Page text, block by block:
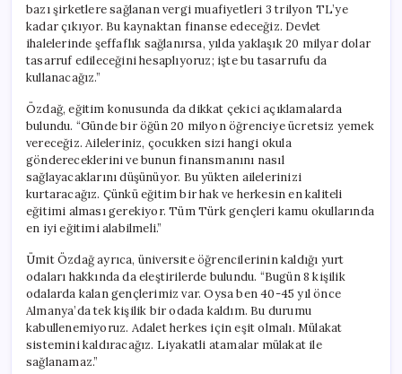
bazı şirketlere sağlanan vergi muafiyetleri 3 trilyon TL’ye
kadar çıkıyor. Bu kaynaktan finanse edeceğiz. Devlet
ihalelerinde şeffaflık sağlanırsa, yılda yaklaşık 20 milyar dolar
tasarruf edileceğini hesaplıyoruz; işte bu tasarrufu da
kullanacağız.”
Özdağ, eğitim konusunda da dikkat çekici açıklamalarda
bulundu. “Günde bir öğün 20 milyon öğrenciye ücretsiz yemek
vereceğiz. Aileleriniz, çocukken sizi hangi okula
göndereceklerini ve bunun finansmanını nasıl
sağlayacaklarını düşünüyor. Bu yükten ailelerinizi
kurtaracağız. Çünkü eğitim bir hak ve herkesin en kaliteli
eğitimi alması gerekiyor. Tüm Türk gençleri kamu okullarında
en iyi eğitimi alabilmeli.”
Ümit Özdağ ayrıca, üniversite öğrencilerinin kaldığı yurt
odaları hakkında da eleştirilerde bulundu. “Bugün 8 kişilik
odalarda kalan gençlerimiz var. Oysa ben 40-45 yıl önce
Almanya’da tek kişilik bir odada kaldım. Bu durumu
kabullenemiyoruz. Adalet herkes için eşit olmalı. Mülakat
sistemini kaldıracağız. Liyakatli atamalar mülakat ile
sağlanamaz.”